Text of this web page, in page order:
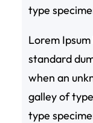
type
Lorem
standard
when an
galley of
type